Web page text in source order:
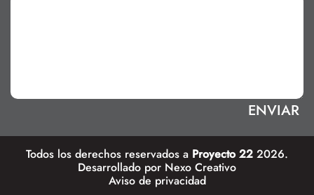
Todos los derechos reservados a Proyecto 22 2026.
Desarrollado por Nexo Creativo
Aviso de privacidad